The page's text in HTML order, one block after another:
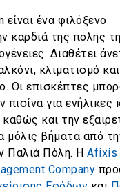
ένα φιλόξενο
καρδιά της πόλης
Διαθέτει
κλιματισμό και
Οι επισκέπτες
για ενήλικες
καθώς και την
μόλις βήματα από
Παλιά Πόλη. ΗAfixis
Company